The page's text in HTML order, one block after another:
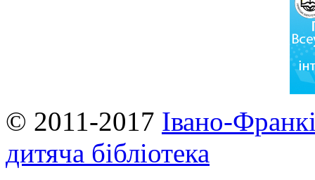
© 2011-2017 Івано-
дитяча бібліотека